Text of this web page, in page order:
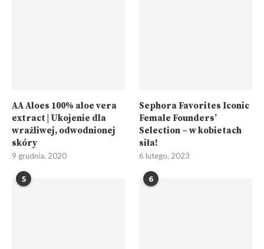
AA Aloes 100% aloe vera
extract | Ukojenie dla
wrażliwej, odwodnionej
skóry
9 grudnia, 2020
Sephora Favorites Iconic
Female Founders’
Selection – w kobietach
siła!
6 lutego, 2023
5 6